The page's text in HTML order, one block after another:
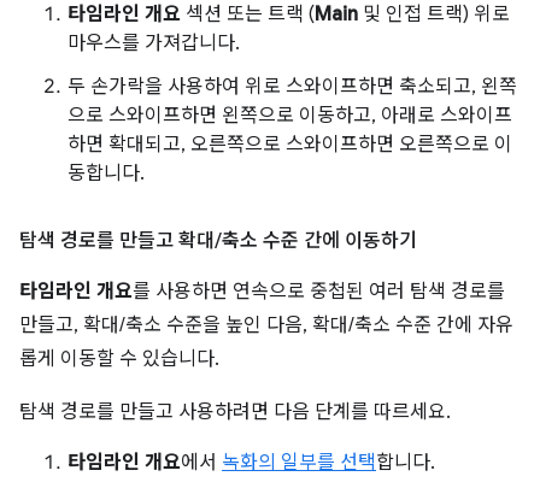
타임라인 개요 섹션 또는 트랙 (Main 및 인접 트랙) 위로
마우스를 가져갑니다.
두 손가락을 사용하여 위로 스와이프하면 축소되고, 왼쪽
으로 스와이프하면 왼쪽으로 이동하고, 아래로 스와이프
하면 확대되고, 오른쪽으로 스와이프하면 오른쪽으로 이
동합니다.
탐색 경로를 만들고 확대/축소 수준 간에 이동하기
타임라인 개요를 사용하면 연속으로 중첩된 여러 탐색 경로를
만들고, 확대/축소 수준을 높인 다음, 확대/축소 수준 간에 자유
롭게 이동할 수 있습니다.
탐색 경로를 만들고 사용하려면 다음 단계를 따르세요.
타임라인 개요에서 녹화의 일부를 선택합니다.